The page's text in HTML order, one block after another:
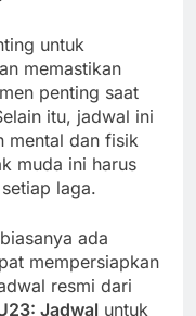
untuk
memastikan
penting saat
itu, jadwal ini
mental dan fisik
muda ini harus
laga.
ada
mempersiapkan
resmi dari
Jadwal untuk